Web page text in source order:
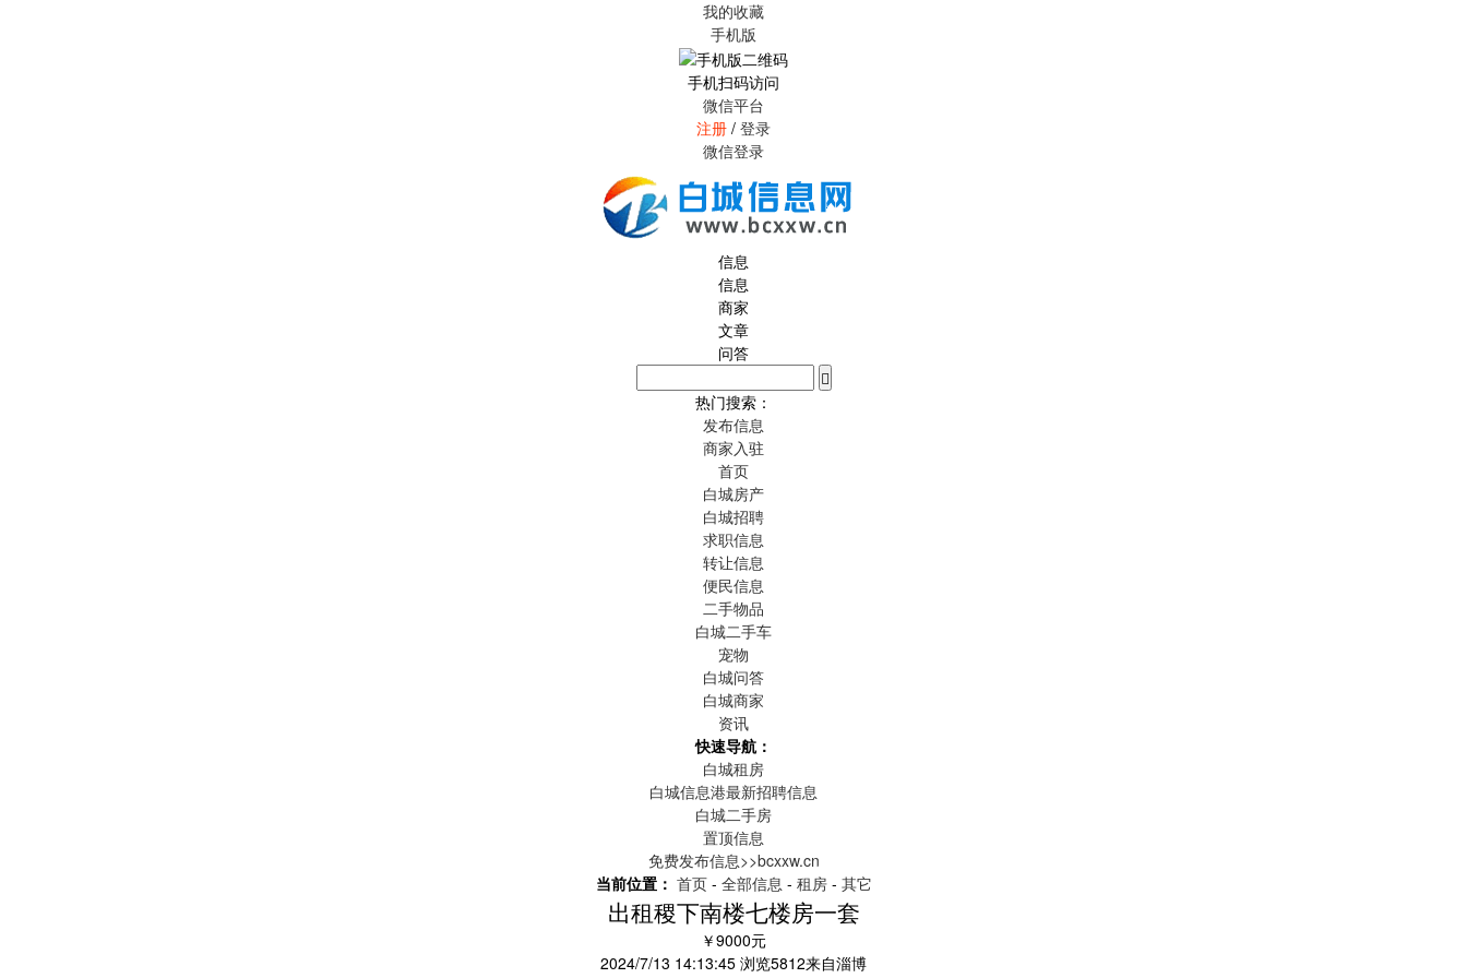
我的收藏
手机版
手机扫码访问
微信平台
注册 / 登录
微信登录
信息
信息
商家
文章
问答
热门搜索：
发布信息
商家入驻
首页
白城房产
白城招聘
求职信息
转让信息
便民信息
二手物品
白城二手车
宠物
白城问答
白城商家
资讯
快速导航：
白城租房
白城信息港最新招聘信息
白城二手房
置顶信息
免费发布信息>>bcxxw.cn
当前位置： 首页- 全部信息 - 租房- 其它
出租稷下南楼七楼房一套
￥9000元
2024/7/13 14:13:45 浏览5812来自淄博